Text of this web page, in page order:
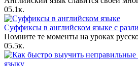
05.1к.
Суффиксы в английском языке с
Помните те моменты на уроках
05.5к.